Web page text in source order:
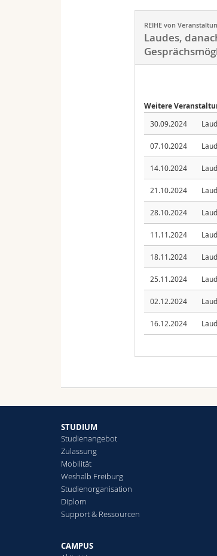
REIHE von
Laudes,
Weitere
30.09.2024
07.10.2024
14.10.2024
21.10.2024
28.10.2024
11.11.2024
18.11.2024
25.11.2024
02.12.2024
16.12.2024
STUDIUM
Studienangebot
Zulassung
Mobilität
Weshalb Freiburg
Studienorganisation
Diplom
Support & Ressourcen
CAMPUS